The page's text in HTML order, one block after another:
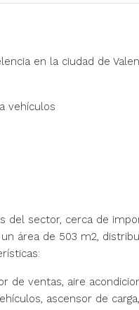
en la ciudad de
vehículos
del sector, cerca de
área de 503 m2,
de ventas, aire
ascensor de